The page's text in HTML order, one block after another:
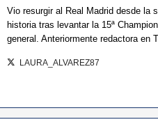
Vio resurgir al Real Madrid desde la
historia tras levantar la 15ª
general. Anteriormente redactora en
LAURA_ALVAREZ87